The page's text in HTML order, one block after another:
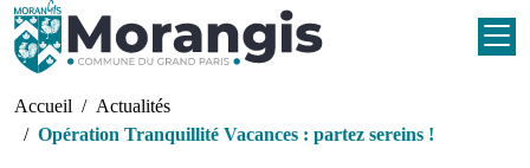
Aller au contenu principal
Fil d'Ariane
Accueil
Actualités
Opération Tranquillité Vacances : partez sereins !